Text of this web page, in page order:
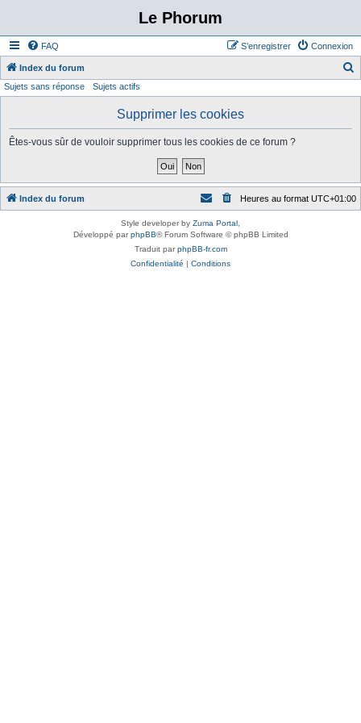
Le Phorum
FAQ Connexion
S’enregistrer
Index du forum
c
h
Sujets sans réponse Sujets actifs
Supprimer les cookies
Êtes-vous sûr de vouloir supprimer tous les cookies de ce forum ?
Index du forum Heures au format UTC+01:00
Style developer by Zuma Portal
Développé parphpBB® Forum Software © phpBB Limited
Traduit parphpBB-fr.com
Confidentialité | Conditions